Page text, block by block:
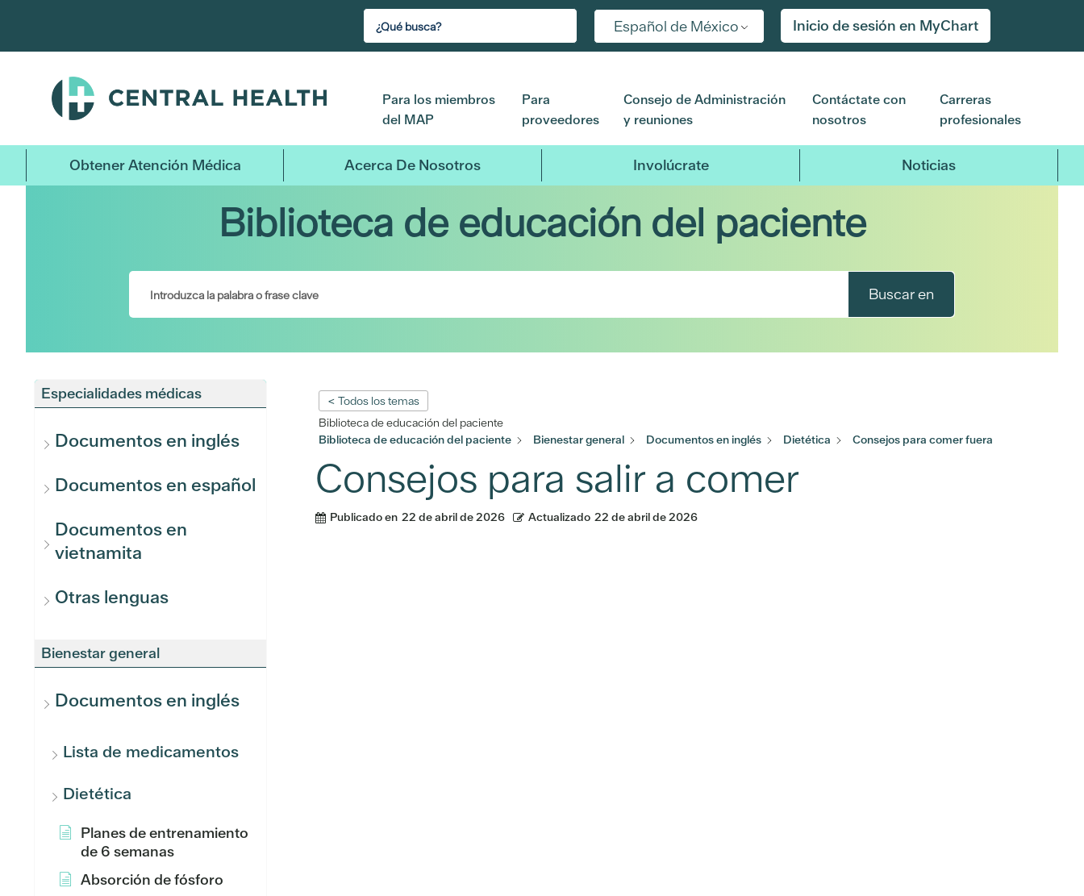
contenido
Español de México Inicio de sesión en MyChart
Para los miembros
del MAP
Para
proveedores
Consejo de Administración
y reuniones
Contáctate con
nosotros
Carreras
profesionales
Obtener Atención Médica Acerca De Nosotros Involúcrate Noticias
Biblioteca de educación del paciente
Buscar en
Especialidades médicas
Documentos en inglés
Documentos en español
Documentos en
vietnamita
Otras lenguas
Bienestar general
Documentos en inglés
Lista de medicamentos
Dietética
Planes de entrenamiento
de 6 semanas
Absorción de fósforo
< Todos los temas
Biblioteca de educación del paciente
Biblioteca de educación del paciente
Bienestar general Documentos en inglés Dietética Consejos para comer fuera
Consejos para salir a comer
Publicado en 22 de abril de 2026 Actualizado 22 de abril de 2026